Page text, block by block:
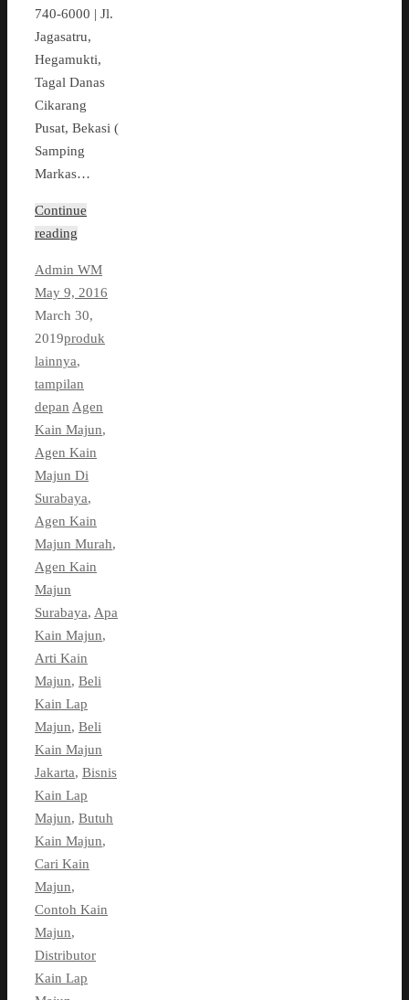
740-6000 | Jl.
Jagasatru,
Hegamukti,
Tagal Danas
Cikarang
Pusat, Bekasi (
Samping
Markas…
Continue
reading
Admin WM
May 9, 2016
March 30,
2019produk
lainnya,
tampilan
depan Agen
Kain Majun,
Agen Kain
Majun Di
Surabaya,
Agen Kain
Majun Murah,
Agen Kain
Majun
Surabaya, Apa
Kain Majun,
Arti Kain
Majun, Beli
Kain Lap
Majun, Beli
Kain Majun
Jakarta, Bisnis
Kain Lap
Majun, Butuh
Kain Majun,
Cari Kain
Majun,
Contoh Kain
Majun,
Distributor
Kain Lap